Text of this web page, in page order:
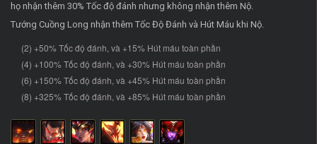
họ nhận thêm 30% Tốc độ đánh nhưng không nhận thêm Nộ.
Tướng Cuồng Long nhận thêm Tốc Độ Đánh và Hút Máu khi Nộ.
(2) +50% Tốc độ đánh, và +15% Hút máu toàn phần
(4) +100% Tốc độ đánh, và +30% Hút máu toàn phần
(6) +150% Tốc độ đánh, và +45% Hút máu toàn phần
(8) +325% Tốc độ đánh, và +85% Hút máu toàn phần